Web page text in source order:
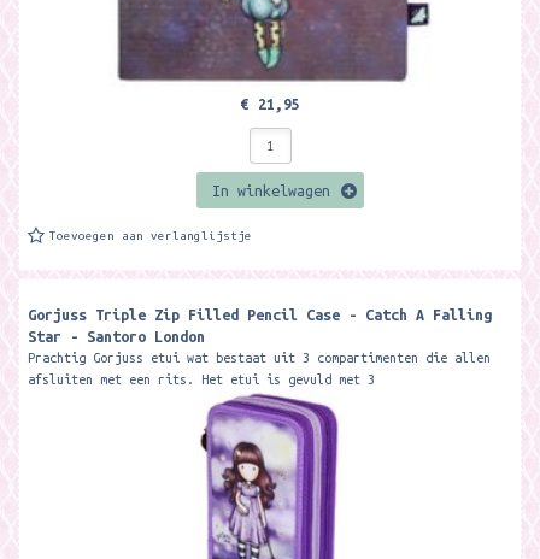
€ 21,95
In winkelwagen
Toevoegen aan verlanglijstje
Gorjuss Triple Zip Filled Pencil Case - Catch A Falling
Star - Santoro London
Prachtig Gorjuss etui wat bestaat uit 3 compartimenten die allen
afsluiten met een rits. Het etui is gevuld met 3